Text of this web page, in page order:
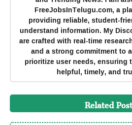
FreeJobsInTelugu.com, a
providing reliable, student-
understand information. My
are crafted with real-time
and a strong commitment to
prioritize user needs, ensuring
helpful, timely, and
Related